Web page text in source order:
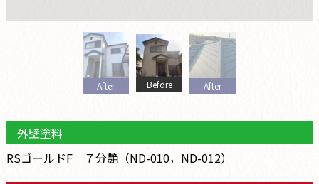
After Before After
外壁塗料
RSゴールドF ７分艶（ND-010，ND-012）